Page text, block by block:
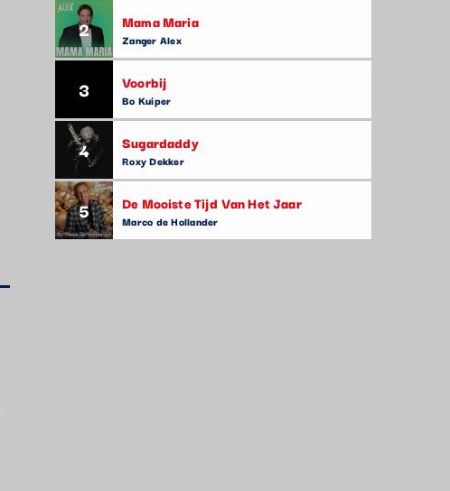
2 Mama Maria
Zanger Alex
3 Voorbij
Bo Kuiper
4 Sugardaddy
Roxy Dekker
5 De Mooiste Tijd Van Het Jaar
Marco de Hollander